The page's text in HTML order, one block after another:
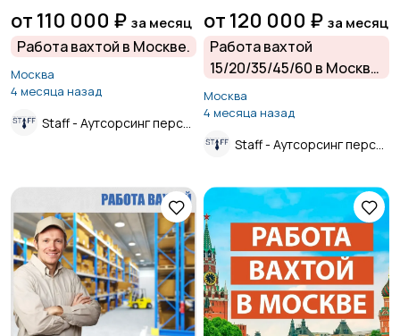
Маркетинг и реклама
8
Медицина
Офисный персонал7
Перевозки, склад,
закупки5
от 110 000 ₽ за месяц
Работа вахтой в Москве.
Москва
4 месяца назад
от 120 000 ₽ за месяц
Работа вахтой
15/20/35/45/60 в Москве
и Московской области
от прямого
Москва
4 месяца назад